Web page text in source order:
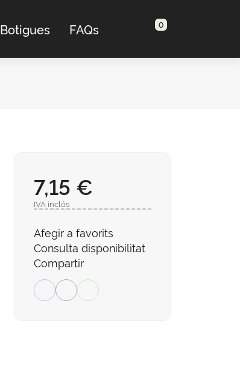
Botigues FAQs 0
7,15 €
IVA inclós
Afegir a favorits
Consulta disponibilitat
Compartir